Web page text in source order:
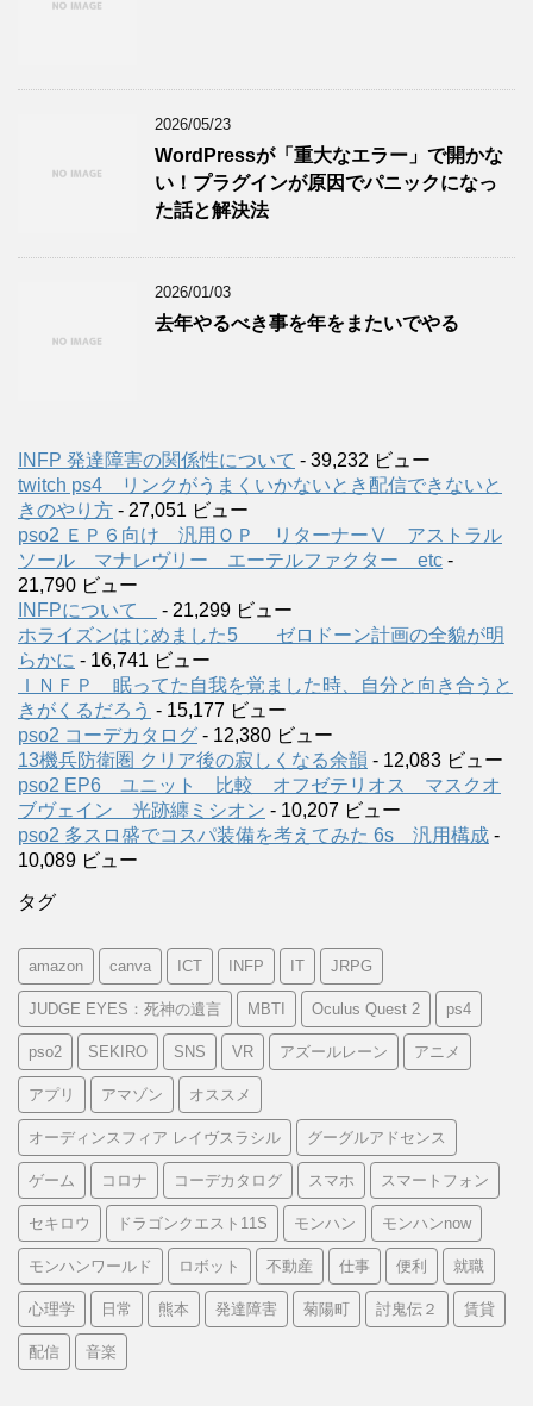
2026/05/23
WordPressが「重大なエラー」で開かな
い！プラグインが原因でパニックになっ
た話と解決法
2026/01/03
去年やるべき事を年をまたいでやる
INFP 発達障害の関係性について - 39,232 ビュー
twitch ps4 リンクがうまくいかないとき配信できないと
きのやり方 - 27,051 ビュー
pso2 ＥＰ６向け 汎用ＯＰ リターナーⅤ アストラル
ソール マナレヴリー エーテルファクター etc -
21,790 ビュー
INFPについて
- 21,299 ビュー
ホライズンはじめました5 ゼロドーン計画の全貌が明
らかに - 16,741 ビュー
ＩＮＦＰ 眠ってた自我を覚ました時、自分と向き合うと
きがくるだろう - 15,177 ビュー
pso2 コーデカタログ - 12,380 ビュー
13機兵防衛圏 クリア後の寂しくなる余韻 - 12,083 ビュー
pso2 EP6 ユニット 比較 オフゼテリオス マスクオ
ブヴェイン 光跡纏ミシオン - 10,207 ビュー
pso2 多スロ盛でコスパ装備を考えてみた 6s 汎用構成 -
10,089 ビュー
タグ
amazon canva ICT INFP IT JRPG
JUDGE EYES：死神の遺言 MBTI Oculus Quest 2 ps4
pso2 SEKIRO SNS VR アズールレーン アニメ
アプリ アマゾン オススメ
オーディンスフィア レイヴスラシル グーグルアドセンス
ゲーム コロナ コーデカタログ スマホ スマートフォン
セキロウ ドラゴンクエスト11S モンハン モンハンnow
モンハンワールド ロボット 不動産 仕事 便利 就職
心理学 日常 熊本 発達障害 菊陽町 討鬼伝２ 賃貸
配信 音楽